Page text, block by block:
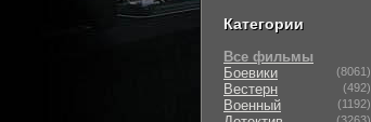
Категории
Все фильмы
Боевики
(8061)
Вестерн (492)
Военный (1192)